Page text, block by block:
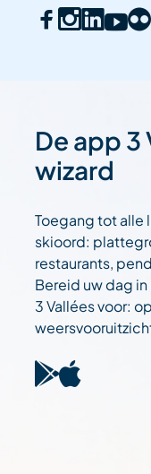
De app 3
wizard
Toegang tot alle
skioord:
restaurants,
Bereid uw dag
3 Vallées voor: